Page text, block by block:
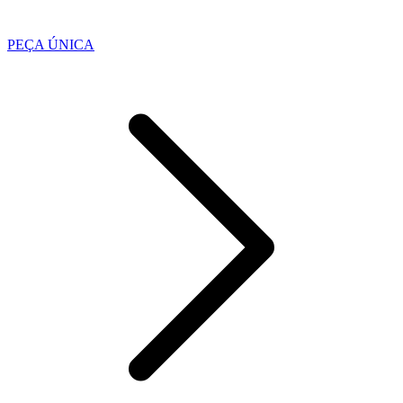
PEÇA ÚNICA